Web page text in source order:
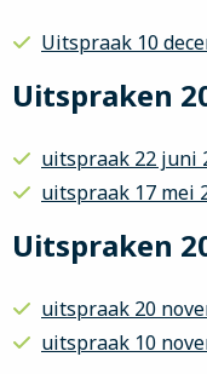
Uitspraak 10
Uitspraken
uitspraak 22 juni
uitspraak 17 mei
Uitspraken
uitspraak 20
uitspraak 10